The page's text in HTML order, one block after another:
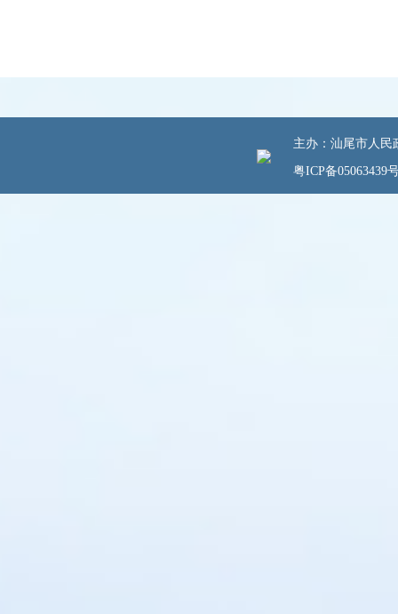
主办：汕尾市人民
粤ICP备05063439